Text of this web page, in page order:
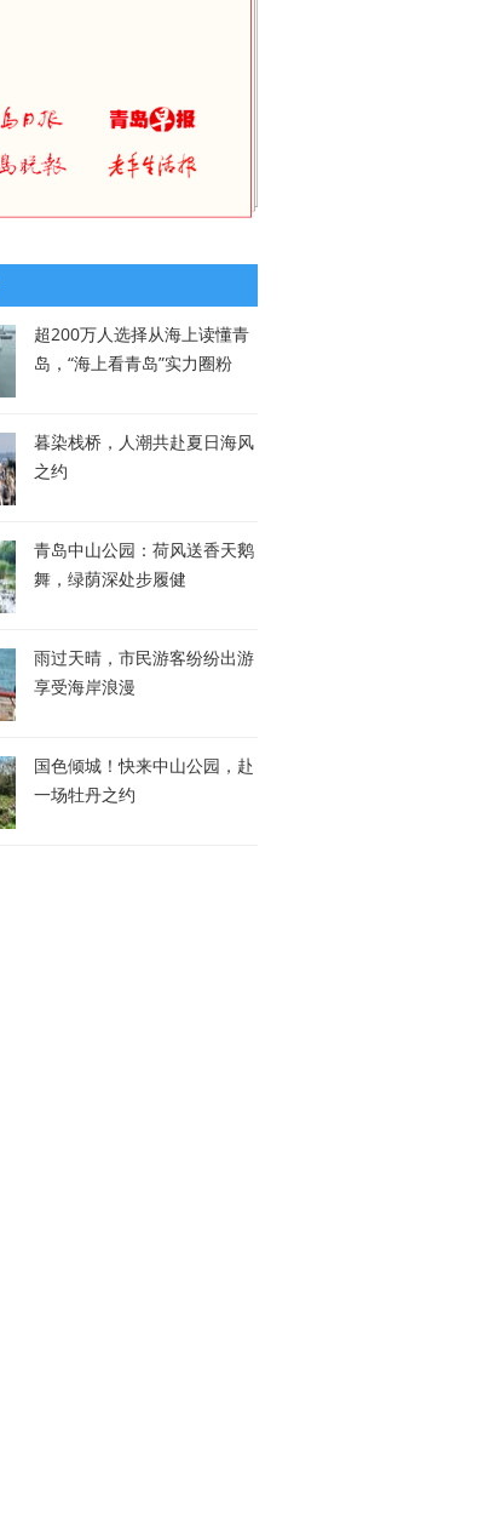
超200万人选择从海上读懂青
岛，“海上看青岛”实力圈粉
暮染栈桥，人潮共赴夏日海风
之约
青岛中山公园：荷风送香天鹅
舞，绿荫深处步履健
雨过天晴，市民游客纷纷出游
享受海岸浪漫
国色倾城！快来中山公园，赴
一场牡丹之约